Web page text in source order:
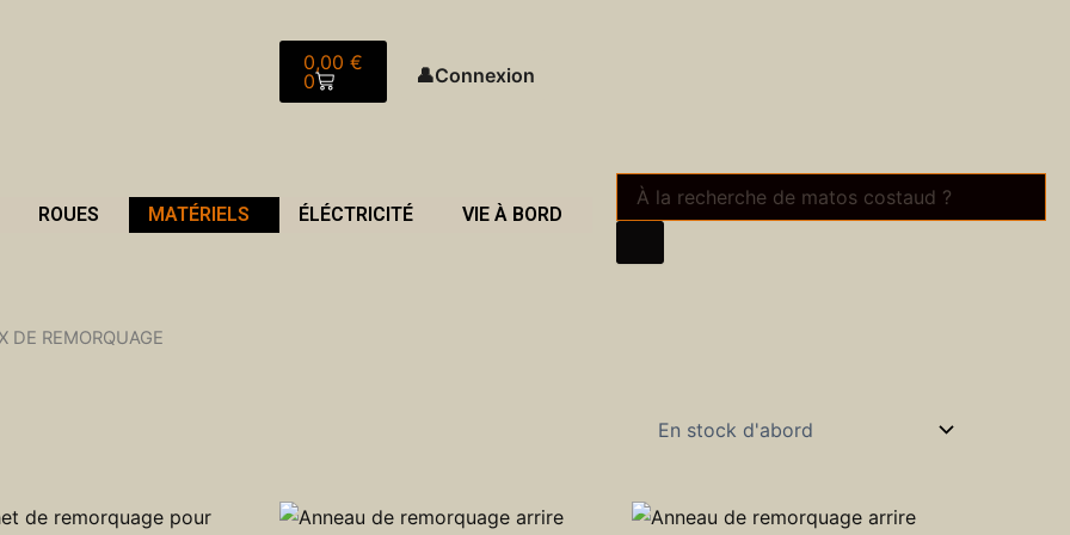
0,00 €
0
Panier
👤Connexion
ROUES MATÉRIELS ÉLÉCTRICITÉ VIE À BORD
Recherche
DE REMORQUAGE